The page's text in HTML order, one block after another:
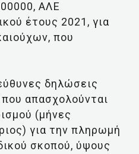
ΑΛΕ
έτους 2021, για
που
δηλώσεις
απασχολούνται
(μήνες
για την πληρωμή
σκοπού, ύψους